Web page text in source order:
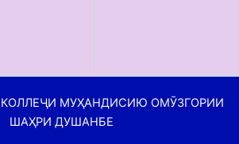
КОЛЛЕҶИ МУҲАНДИСИЮ ОМӮЗГОРИИ
ШАҲРИ ДУШАНБЕ